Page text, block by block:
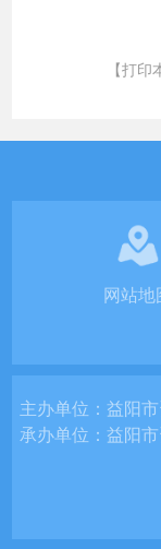
【打印
网站地
主办单位：益阳
承办单位：益阳